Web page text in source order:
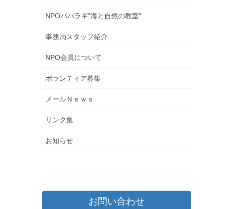
NPOパパラギ”海と自然の教室”
事務局スタッフ紹介
NPO会員について
ボランティア募集
メールＮｅｗｓ
リンク集
お知らせ
お問い合わせ